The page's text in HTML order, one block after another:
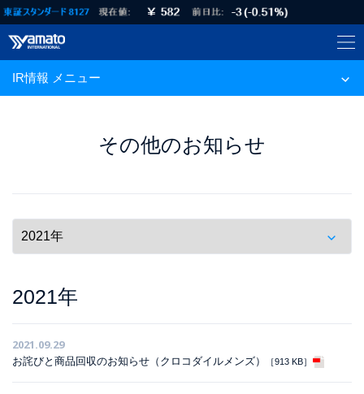
IR情報 メニュー
その他のお知らせ
2021年
2021.09.29
お詫びと商品回収のお知らせ（クロコダイルメンズ） ［913 KB］